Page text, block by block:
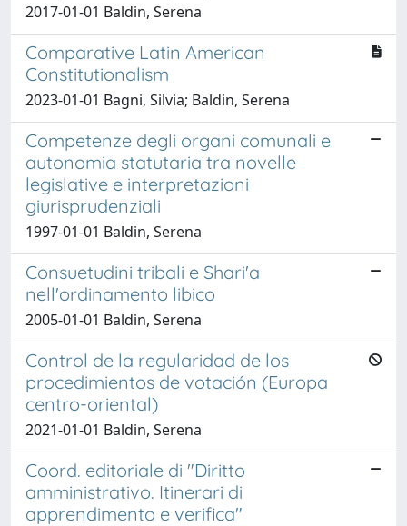
2017-01-01 Baldin, Serena
Comparative Latin American
Constitutionalism
2023-01-01 Bagni, Silvia; Baldin, Serena
Competenze degli organi comunali e
autonomia statutaria tra novelle
legislative e interpretazioni
giurisprudenziali
1997-01-01 Baldin, Serena
Consuetudini tribali e Shari'a
nell'ordinamento libico
2005-01-01 Baldin, Serena
Control de la regularidad de los
procedimientos de votación (Europa
centro-oriental)
2021-01-01 Baldin, Serena
Coord. editoriale di "Diritto
amministrativo. Itinerari di
apprendimento e verifica"